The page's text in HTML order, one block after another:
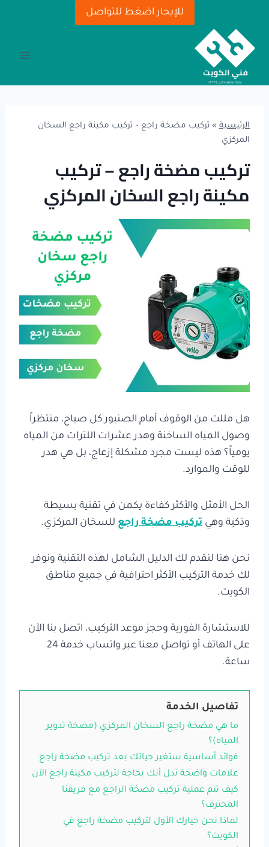
المحتوى
للإيجار اضغط للتواصل
الرئيسية » تركيب مضخة راجع – تركيب مكينة راجع السخان
المركزي
تركيب مضخة راجع – تركيب
مكينة راجع السخان المركزي
هل مللت من الوقوف أمام الصنبور كل صباح، منتظراً
وصول المياه الساخنة وهدر عشرات اللترات من المياه
يومياً؟ هذه ليست مجرد مشكلة إزعاج، بل هي هدر
للوقت والموارد.
الحل الأمثل والأكثر كفاءة يكمن في تقنية بسيطة
وذكية وهي تركيب مضخة راجع للسخان المركزي.
نحن هنا لنقدم لك الدليل الشامل لهذه التقنية ونوفر
لك خدمة التركيب الأكثر احترافية في جميع مناطق
الكويت.
للاستشارة الفورية وحجز موعد التركيب، اتصل بنا الآن
على الهاتف أو تواصل معنا عبر واتساب خدمة 24
ساعة.
تفاصيل الخدمة
ما هي مضخة راجع السخان المركزي (مضخة تدوير
المياه)؟
فوائد أساسية ستغير حياتك بعد تركيب مضخة راجع
علامات واضحة تدل أنك بحاجة لتركيب مكينة راجع الآن
كيف تتم عملية تركيب مضخة الراجع مع فريقنا
المحترف؟
لماذا نحن خيارك الأول لتركيب مضخة راجع في
الكويت؟